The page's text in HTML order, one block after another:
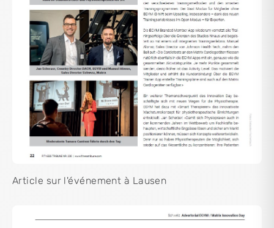
Article sur l'événement à Lausen